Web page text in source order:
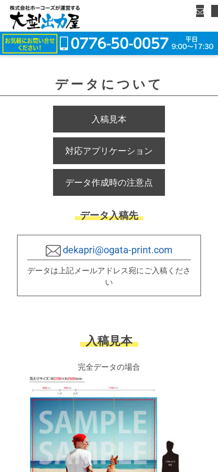
データについて
入稿見本
対応アプリケーション
データ作成時の注意点
データ入稿先
dekapri@ogata-print.com
データは上記メールアドレス宛にご入稿くださ
い
入稿見本
完全データの場合